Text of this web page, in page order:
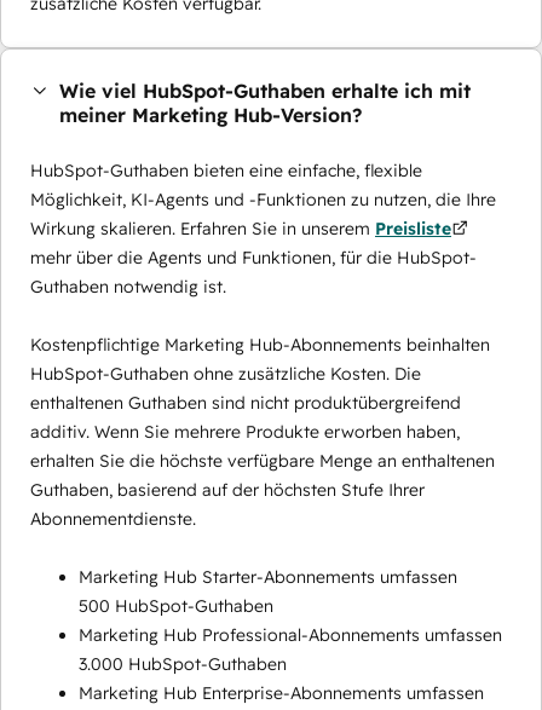
Wie viel HubSpot-Guthaben erhalte ich mit
meiner Marketing Hub-Version?
HubSpot-Guthaben bieten eine einfache, flexible
Möglichkeit, KI-Agents und -Funktionen zu nutzen, die Ihre
Wirkung skalieren. Erfahren Sie in unserem Preisliste
mehr über die Agents und Funktionen, für die HubSpot-
Guthaben notwendig ist.
Kostenpflichtige Marketing Hub-Abonnements beinhalten
HubSpot-Guthaben ohne zusätzliche Kosten. Die
enthaltenen Guthaben sind nicht produktübergreifend
additiv. Wenn Sie mehrere Produkte erworben haben,
erhalten Sie die höchste verfügbare Menge an enthaltenen
Guthaben, basierend auf der höchsten Stufe Ihrer
Abonnementdienste.
Marketing Hub Starter-Abonnements umfassen
500 HubSpot-Guthaben
Marketing Hub Professional-Abonnements umfassen
3.000 HubSpot-Guthaben
Marketing Hub Enterprise-Abonnements umfassen